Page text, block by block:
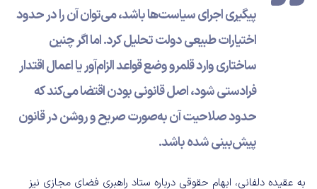
پیگیری اجرای سیاست‌ها باشد، می‌توان آن را در حدود
اختیارات طبیعی دولت تحلیل کرد. اما اگر چنین
ساختاری وارد قلمرو وضع قواعد الزام‌آور یا اعمال اقتدار
فرادستی شود، اصل قانونی بودن اقتضا می‌کند که
حدود صلاحیت آن به‌صورت صریح و روشن در قانون
پیش‌بینی شده باشد.
به عقیده دلفانی،‌ ابهام حقوقی درباره ستاد راهبری فضای مجازی نیز